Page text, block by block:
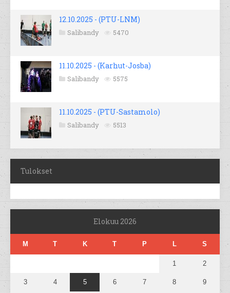
12.10.2025 - (PTU-LNM)
Salibandy 5470
11.10.2025 - (Karhut-Josba)
Salibandy 5575
11.10.2025 - (PTU-Sastamolo)
Salibandy 5513
Tulokset
Elokuu 2026
M T K T P L S
1 2
3 4 5 6 7 8 9